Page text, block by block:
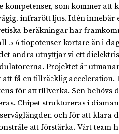
kompetenser, som kommer
infrarött ljus. Idén innebär
beräkningar har
5-6 tiopotenser kortare än i
andra utnyttjar vi ett
Projektet är
få en tillräcklig acceleration.
för att tillverka. Sen behövs
Chipet struktureras i
och för att klara
att förstärka. Vårt team